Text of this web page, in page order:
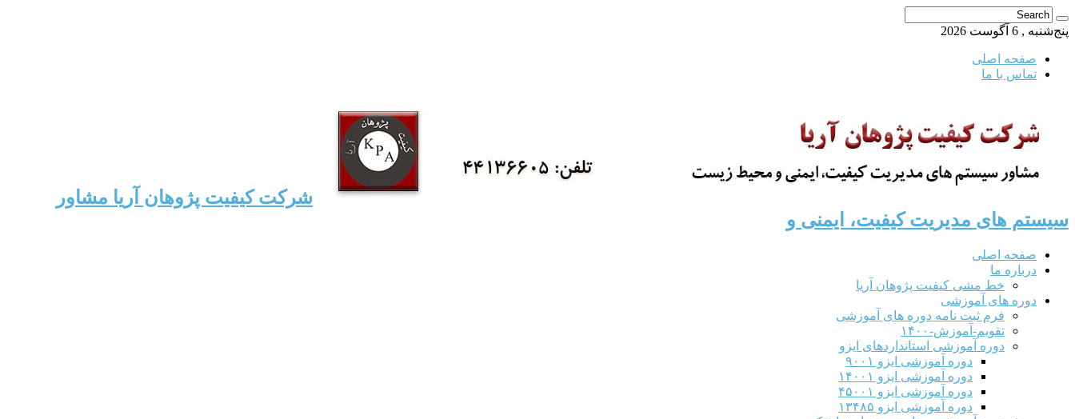
پنج‌شنبه , 6 آگوست 2026
صفحه اصلی
تماس با ما
شرکت کیفیت پژوهان آریا مشاور
سیستم های مدیریت کیفیت، ایمنی و
صفحه اصلی
درباره ما
خط مشی کیفیت پژوهان آریا
دوره های آموزشی
فرم ثبت نامه دوره های آموزشی
تقویم-آموزش-۱۴۰۰
دوره آموزشی استانداردهای ایزو
دوره آموزشی ایزو ۹۰۰۱
دوره آموزشی ایزو ۱۴۰۰۱
دوره آموزشی ایزو ۴۵۰۰۱
دوره آموزشی ایزو ۱۳۴۸۵